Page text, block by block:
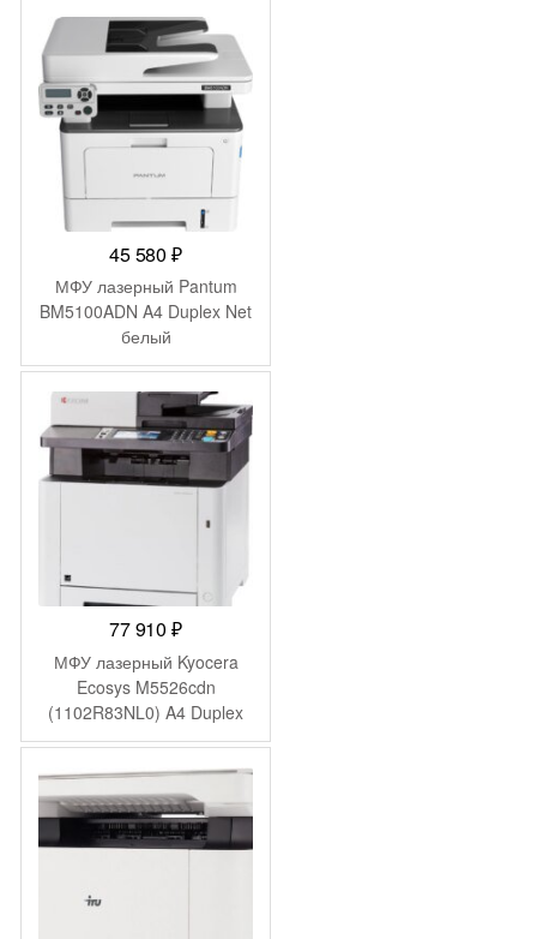
45 580₽
МФУ лазерный Pantum
BM5100ADN A4 Duplex Net
белый
77 910₽
МФУ лазерный Kyocera
Ecosys M5526cdn
(1102R83NL0) A4 Duplex
Net белый